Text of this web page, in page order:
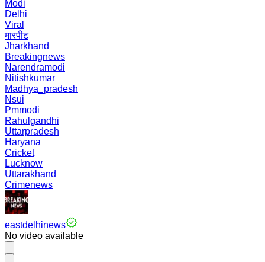
Modi
Delhi
Viral
मारपीट
Jharkhand
Breakingnews
Narendramodi
Nitishkumar
Madhya_pradesh
Nsui
Pmmodi
Rahulgandhi
Uttarpradesh
Haryana
Cricket
Lucknow
Uttarakhand
Crimenews
eastdelhinews
No video available